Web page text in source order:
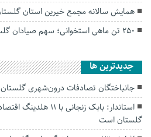
همایش سالانه مجمع خیرین استان
۲۵۰ تن ماهی استخوانی؛ سهم صیادان گلستانی از آب‌های خزر
جديدترين ها
جانباختگان تصادفات درون‌شهری گلستان ۱۷ درصد کاهش یافت
استاندار: بابک زنجانی
گلستان است